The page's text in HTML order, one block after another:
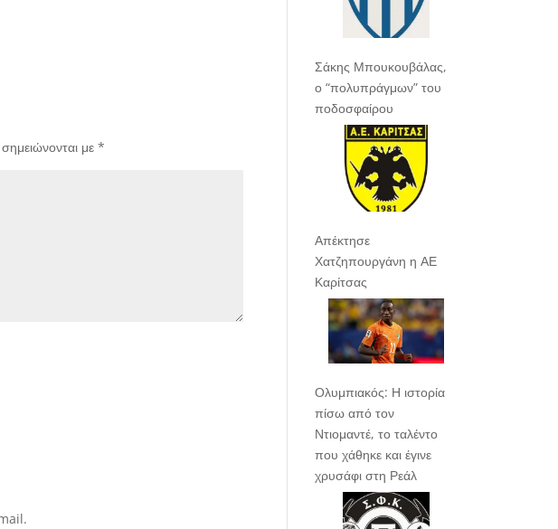
με *
Σάκης Μπουκουβάλας,
ο “πολυπράγμων” του
ποδοσφαίρου
Απέκτησε
Χατζηπουργάνη η ΑΕ
Καρίτσας
Ολυμπιακός: Η ιστορία
πίσω από τον
Ντιομαντέ, το ταλέντο
που χάθηκε και έγινε
χρυσάφι στη Ρεάλ